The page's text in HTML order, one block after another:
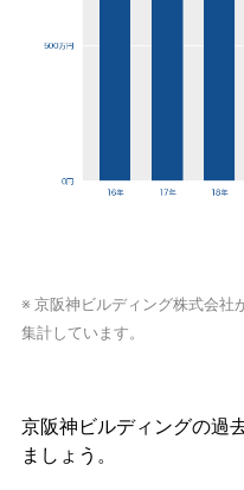
※ 京阪神ビルディング株式会社
集計しています。
京阪神ビルディングの過
ましょう。